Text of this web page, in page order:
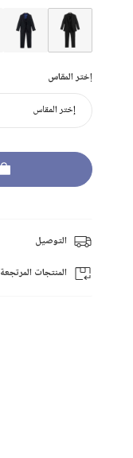
إختر المقاس
إختر المقاس
التوصيل
المنتجات المرتجعة